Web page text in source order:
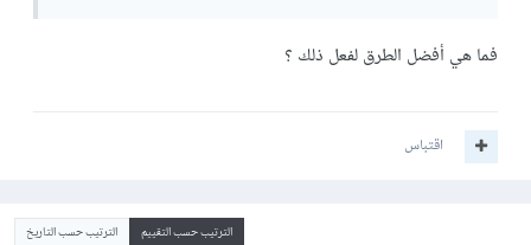
فما هي أفضل الطرق لفعل ذلك ؟
اقتباس
الترتيب حسب التقييم الترتيب حسب التاريخ